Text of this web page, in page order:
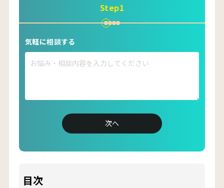
フランチャイズ加盟店開発、集客
Google アナリティクス認定資格（GAIQ）
Google 広告検索認定資格
Google 広告ディスプレイ認定資格
X（旧Twitter）：
Step1
気軽に相談する
次へ
目次